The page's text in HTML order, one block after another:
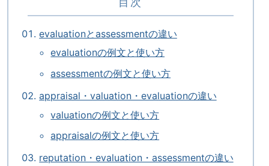
evaluationとassessmentの違い
evaluationの例文と使い方
assessmentの例文と使い方
appraisal・valuation・evaluationの違い
valuationの例文と使い方
appraisalの例文と使い方
reputation・evaluation・assessmentの違い